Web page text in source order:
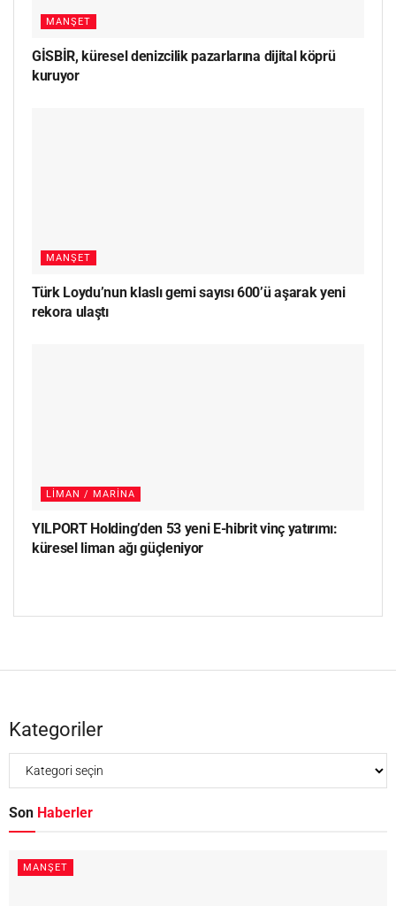
MANŞET
GİSBİR, küresel denizcilik pazarlarına dijital köprü
kuruyor
MANŞET
Türk Loydu’nun klaslı gemi sayısı 600’ü aşarak yeni
rekora ulaştı
LIMAN / MARINA
YILPORT Holding’den 53 yeni E-hibrit vinç yatırımı:
küresel liman ağı güçleniyor
Kategoriler
Son Haberler
MANŞET